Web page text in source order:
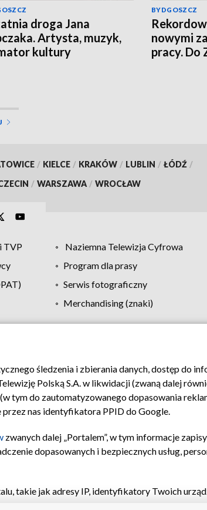
droga Jana
Artysta, muzyk,
kultury
BYDGOSZCZ
nowymi
pracy. Do
/ KIELCE / KRAKÓW / LUBLIN / ŁÓDŹ /
/ WARSZAWA / WROCŁAW
TVP Naziemna Telewizja Cyfrowa
Program dla prasy
Serwis fotograficzny
Merchandising (znaki)
Pomoc Biuro reklamy Kontakt
śledzenia i zbierania danych, dostęp do
Polską S.A. w likwidacji (zwaną dalej
tym do zautomatyzowanego dopasowania
przez nas identyfikatora PPID do Google.
zwanych dalej „Portalem”, w tym informacje
dopasowanych i bezpiecznych usług,
takie jak adresy IP, identyfikatory Twoich